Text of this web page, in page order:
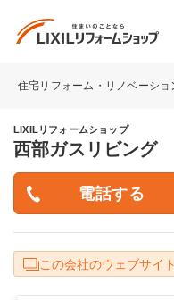
住宅リフォーム・リノベーシ
LIXILリフォームショップ
西部ガスリビング
この会社のウェブサイ